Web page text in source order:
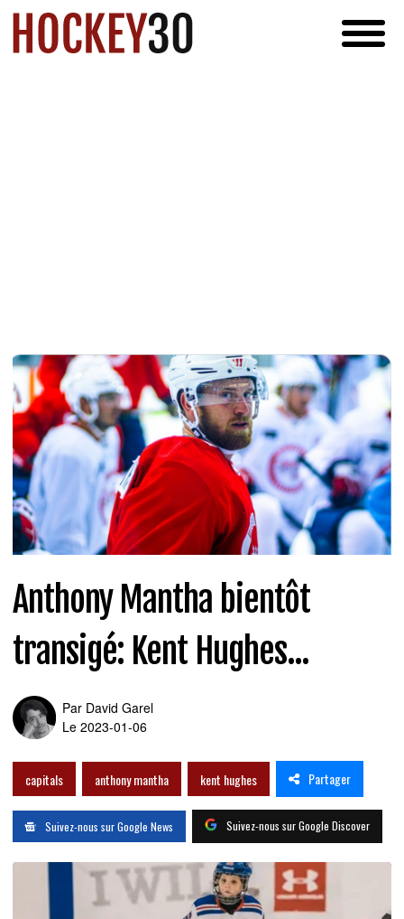
Anthony Mantha bientôt
transigé: Kent Hughes...
Par David Garel
Le 2023-01-06
capitals anthony mantha kent hughes Partager
Suivez-nous sur Google News Suivez-nous sur Google Discover